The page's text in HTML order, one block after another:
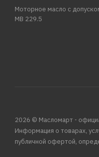
Моторное масло с
MB 229.5
2026 © Масломарт -
Информация о товарах,
публичной офертой,